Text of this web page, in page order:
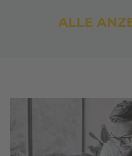
ALLE